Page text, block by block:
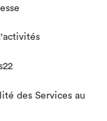
des Services au